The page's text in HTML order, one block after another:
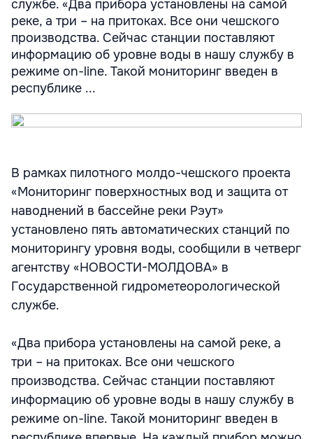
службе. «Два прибора установлены на самой
реке, а три – на притоках. Все они чешского
производства. Сейчас станции поставляют
информацию об уровне воды в нашу службу в
режиме on-line. Такой мониторинг введен в
республике ...
В рамках пилотного молдо-чешского проекта
«Мониторинг поверхностных вод и защита от
наводнений в бассейне реки Рэут»
установлено пять автоматических станций по
мониторингу уровня воды, сообщили в четверг
агентству «НОВОСТИ-МОЛДОВА» в
Государственной гидрометеорологической
службе.
«Два прибора установлены на самой реке, а
три – на притоках. Все они чешского
производства. Сейчас станции поставляют
информацию об уровне воды в нашу службу в
режиме on-line. Такой мониторинг введен в